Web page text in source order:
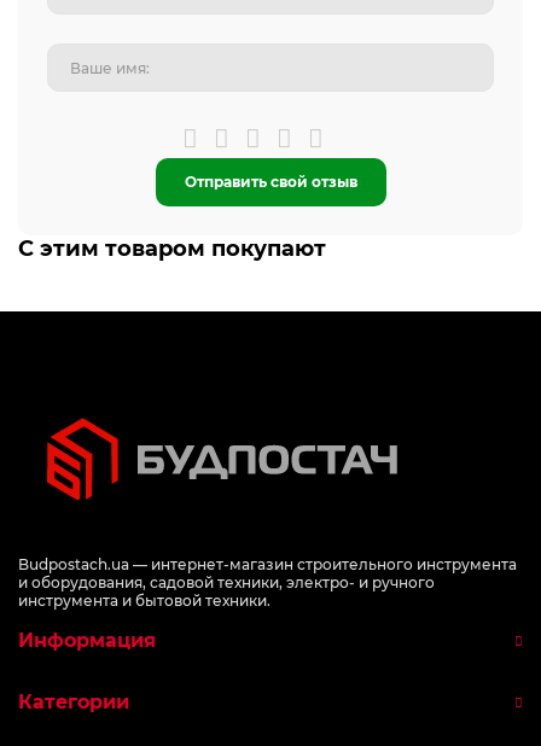
Отправить свой отзыв
С этим товаром покупают
Budpostach.ua — интернет-магазин строительного инструмента
и оборудования, садовой техники, электро- и ручного
инструмента и бытовой техники.
Информация
Категории